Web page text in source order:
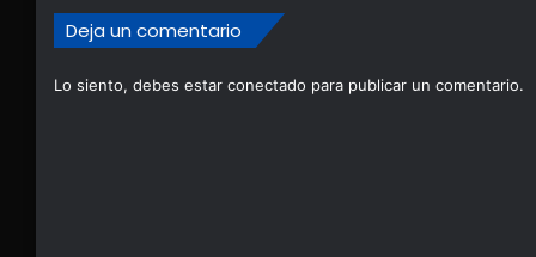
Deja un comentario
Lo siento, debes estar conectado para publicar un comentario.